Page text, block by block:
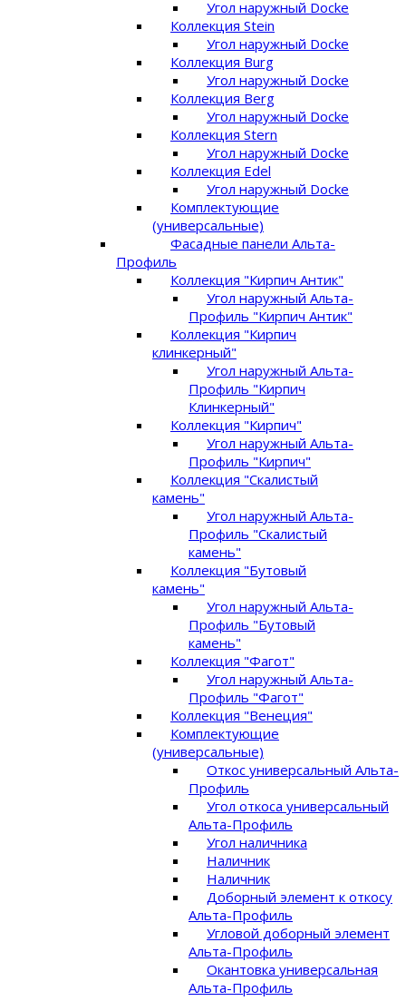
Угол наружный Docke
Коллекция Stein
Угол наружный Docke
Коллекция Burg
Угол наружный Docke
Коллекция Berg
Угол наружный Docke
Коллекция Stern
Угол наружный Docke
Коллекция Edel
Угол наружный Docke
Комплектующие
(универсальные)
Фасадные панели Альта-
Профиль
Коллекция "Кирпич Антик"
Угол наружный Альта-
Профиль "Кирпич Антик"
Коллекция "Кирпич
клинкерный"
Угол наружный Альта-
Профиль "Кирпич
Клинкерный"
Коллекция "Кирпич"
Угол наружный Альта-
Профиль "Кирпич"
Коллекция "Скалистый
камень"
Угол наружный Альта-
Профиль "Скалистый
камень"
Коллекция "Бутовый
камень"
Угол наружный Альта-
Профиль "Бутовый
камень"
Коллекция "Фагот"
Угол наружный Альта-
Профиль "Фагот"
Коллекция "Венеция"
Комплектующие
(универсальные)
Откос универсальный Альта-
Профиль
Угол откоса универсальный
Альта-Профиль
Угол наличника
Наличник
Наличник
Доборный элемент к откосу
Альта-Профиль
Угловой доборный элемент
Альта-Профиль
Окантовка универсальная
Альта-Профиль